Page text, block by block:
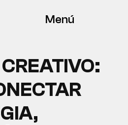
Menú